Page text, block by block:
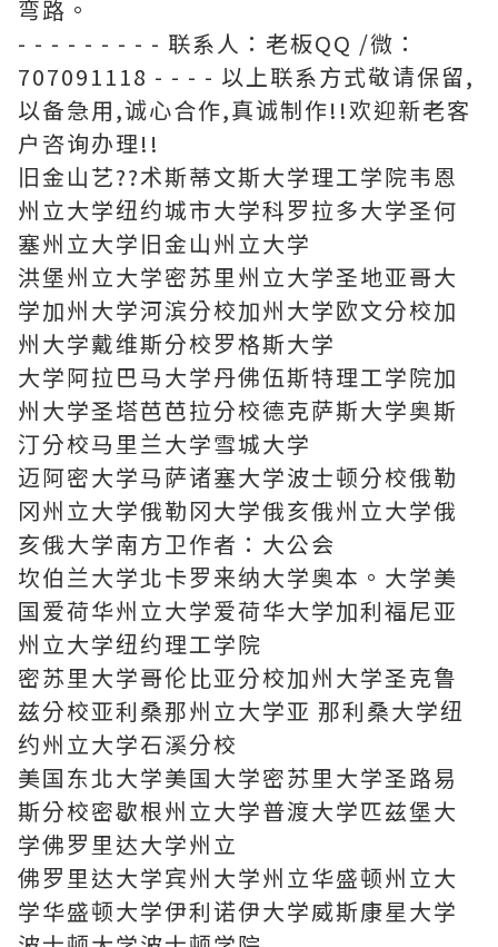
弯路。
- - - - - - - - - 联系人：老板QQ /微：
707091118 - - - - 以上联系方式敬请保留,
以备急用,诚心合作,真诚制作!!欢迎新老客
户咨询办理!!
旧金山艺??术斯蒂文斯大学理工学院韦恩
州立大学纽约城市大学科罗拉多大学圣何
塞州立大学旧金山州立大学
洪堡州立大学密苏里州立大学圣地亚哥大
学加州大学河滨分校加州大学欧文分校加
州大学戴维斯分校罗格斯大学
大学阿拉巴马大学丹佛伍斯特理工学院加
州大学圣塔芭芭拉分校德克萨斯大学奥斯
汀分校马里兰大学雪城大学
迈阿密大学马萨诸塞大学波士顿分校俄勒
冈州立大学俄勒冈大学俄亥俄州立大学俄
亥俄大学南方卫作者：大公会
坎伯兰大学北卡罗来纳大学奥本。大学美
国爱荷华州立大学爱荷华大学加利福尼亚
州立大学纽约理工学院
密苏里大学哥伦比亚分校加州大学圣克鲁
兹分校亚利桑那州立大学亚 那利桑大学纽
约州立大学石溪分校
美国东北大学美国大学密苏里大学圣路易
斯分校密歇根州立大学普渡大学匹兹堡大
学佛罗里达大学州立
佛罗里达大学宾州大学州立华盛顿州立大
学华盛顿大学伊利诺伊大学威斯康星大学